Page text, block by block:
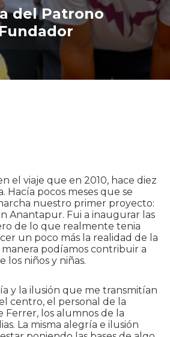
del Patrono
el viaje que en 2010, hace diez
Hacía pocos meses que se
nuestro primer proyecto:
Anantapur. Fui a inaugurar las
de lo que realmente tenia
un poco más la realidad de la
podíamos contribuir a
los niños y niñas.
y la ilusión que me transmitían
centro, el personal de la
Ferrer, los alumnos de la
La misma alegría e ilusión